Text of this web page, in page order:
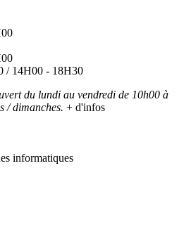
/ 14H00 - 18H30
du lundi au vendredi de 10h00 à
/ dimanches. + d'infos